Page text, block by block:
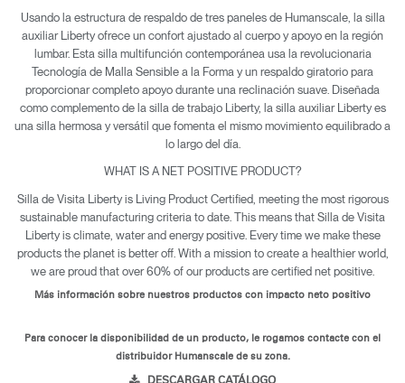
comodidad para todo el cuerpo que brindan las sillas de
trabajo de Humanscale, pero fabricada con materiales
livianos, reciclables y duraderos.
Usando la estructura de respaldo de tres paneles de Humanscale, la silla
auxiliar Liberty ofrece un confort ajustado al cuerpo y apoyo en la región
lumbar. Esta silla multifunción contemporánea usa la revolucionaria
Tecnología de Malla Sensible a la Forma y un respaldo giratorio para
proporcionar completo apoyo durante una reclinación suave. Diseñada
como complemento de la silla de trabajo Liberty, la silla auxiliar Liberty es
una silla hermosa y versátil que fomenta el mismo movimiento equilibrado a
lo largo del día.
WHAT IS A NET POSITIVE PRODUCT?
Silla de Visita Liberty is Living Product Certified, meeting the most rigorous
sustainable manufacturing criteria to date. This means that Silla de Visita
Liberty is climate, water and energy positive. Every time we make these
products the planet is better off. With a mission to create a healthier world,
we are proud that over 60% of our products are certified net positive.
Más información sobre nuestros productos con impacto neto positivo
Para conocer la disponibilidad de un producto, le rogamos contacte con el
distribuidor Humanscale de su zona.
DESCARGAR CATÁLOGO